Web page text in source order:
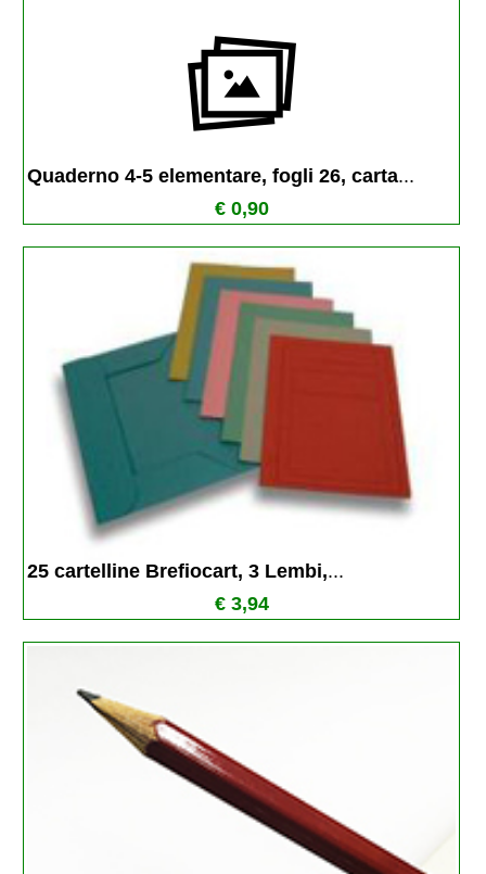
Quaderno 4-5 elementare, fogli 26, carta...
€ 0,90
25 cartelline Brefiocart, 3 Lembi,...
€ 3,94